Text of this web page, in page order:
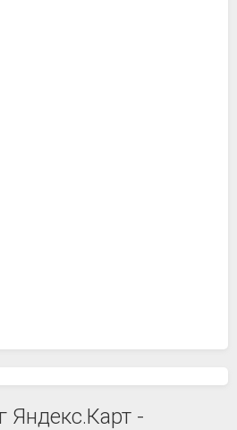
Яндекс.Карт -